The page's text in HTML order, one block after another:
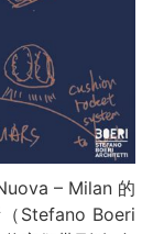
– Milan 的
Stefano Boeri